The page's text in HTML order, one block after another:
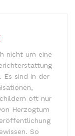
nicht um eine
Es sind in der
oft nur
Herzogtum
So